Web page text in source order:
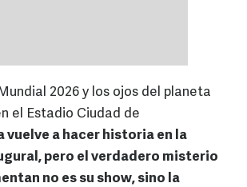
2026 y los ojos del planeta
el Estadio Ciudad de
vuelve a hacer historia en la
pero el verdadero misterio
no es su show, sino la